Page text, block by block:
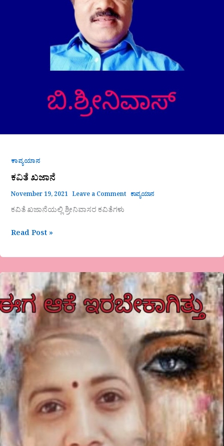
ಕಾವ್ಯಯಾನ
ಕವಿತೆ ಖಜಾನೆ
November 19, 2021 Leave a Comment ಕಾವ್ಯಯಾನ
ಕವಿತೆ ಖಜಾನೆಯಲ್ಲಿ ಶ್ರೀನಿವಾಸರ ಕವಿತೆಗಳು
Read Post »
ಈಗ
ಆಕೆ
ಇರಬೇಕಾಗಿತ್ತು….